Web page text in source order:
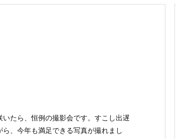
たら、恒例の撮影会です。すこし出遅
、今年も満足できる写真が撮れまし